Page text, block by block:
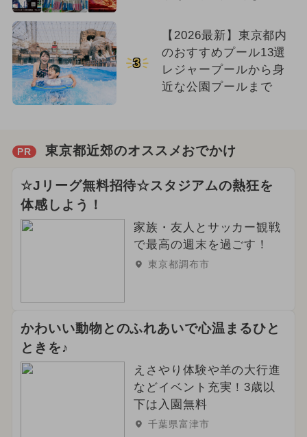
3
【2026最新】東京都内
のおすすめプール13選
レジャープールから身
近な公園プールまで
PR 東京都近郊のオススメおでかけ
☆Jリーグ無料招待☆スタジアムの熱狂を
体感しよう！
家族・友人とサッカー観戦
で最高の週末を過ごす！
東京都調布市
かわいい動物とのふれあいで心温まるひと
ときを♪
えさやり体験や羊の大行進
などイベント充実！3歳以
下は入園無料
千葉県富津市